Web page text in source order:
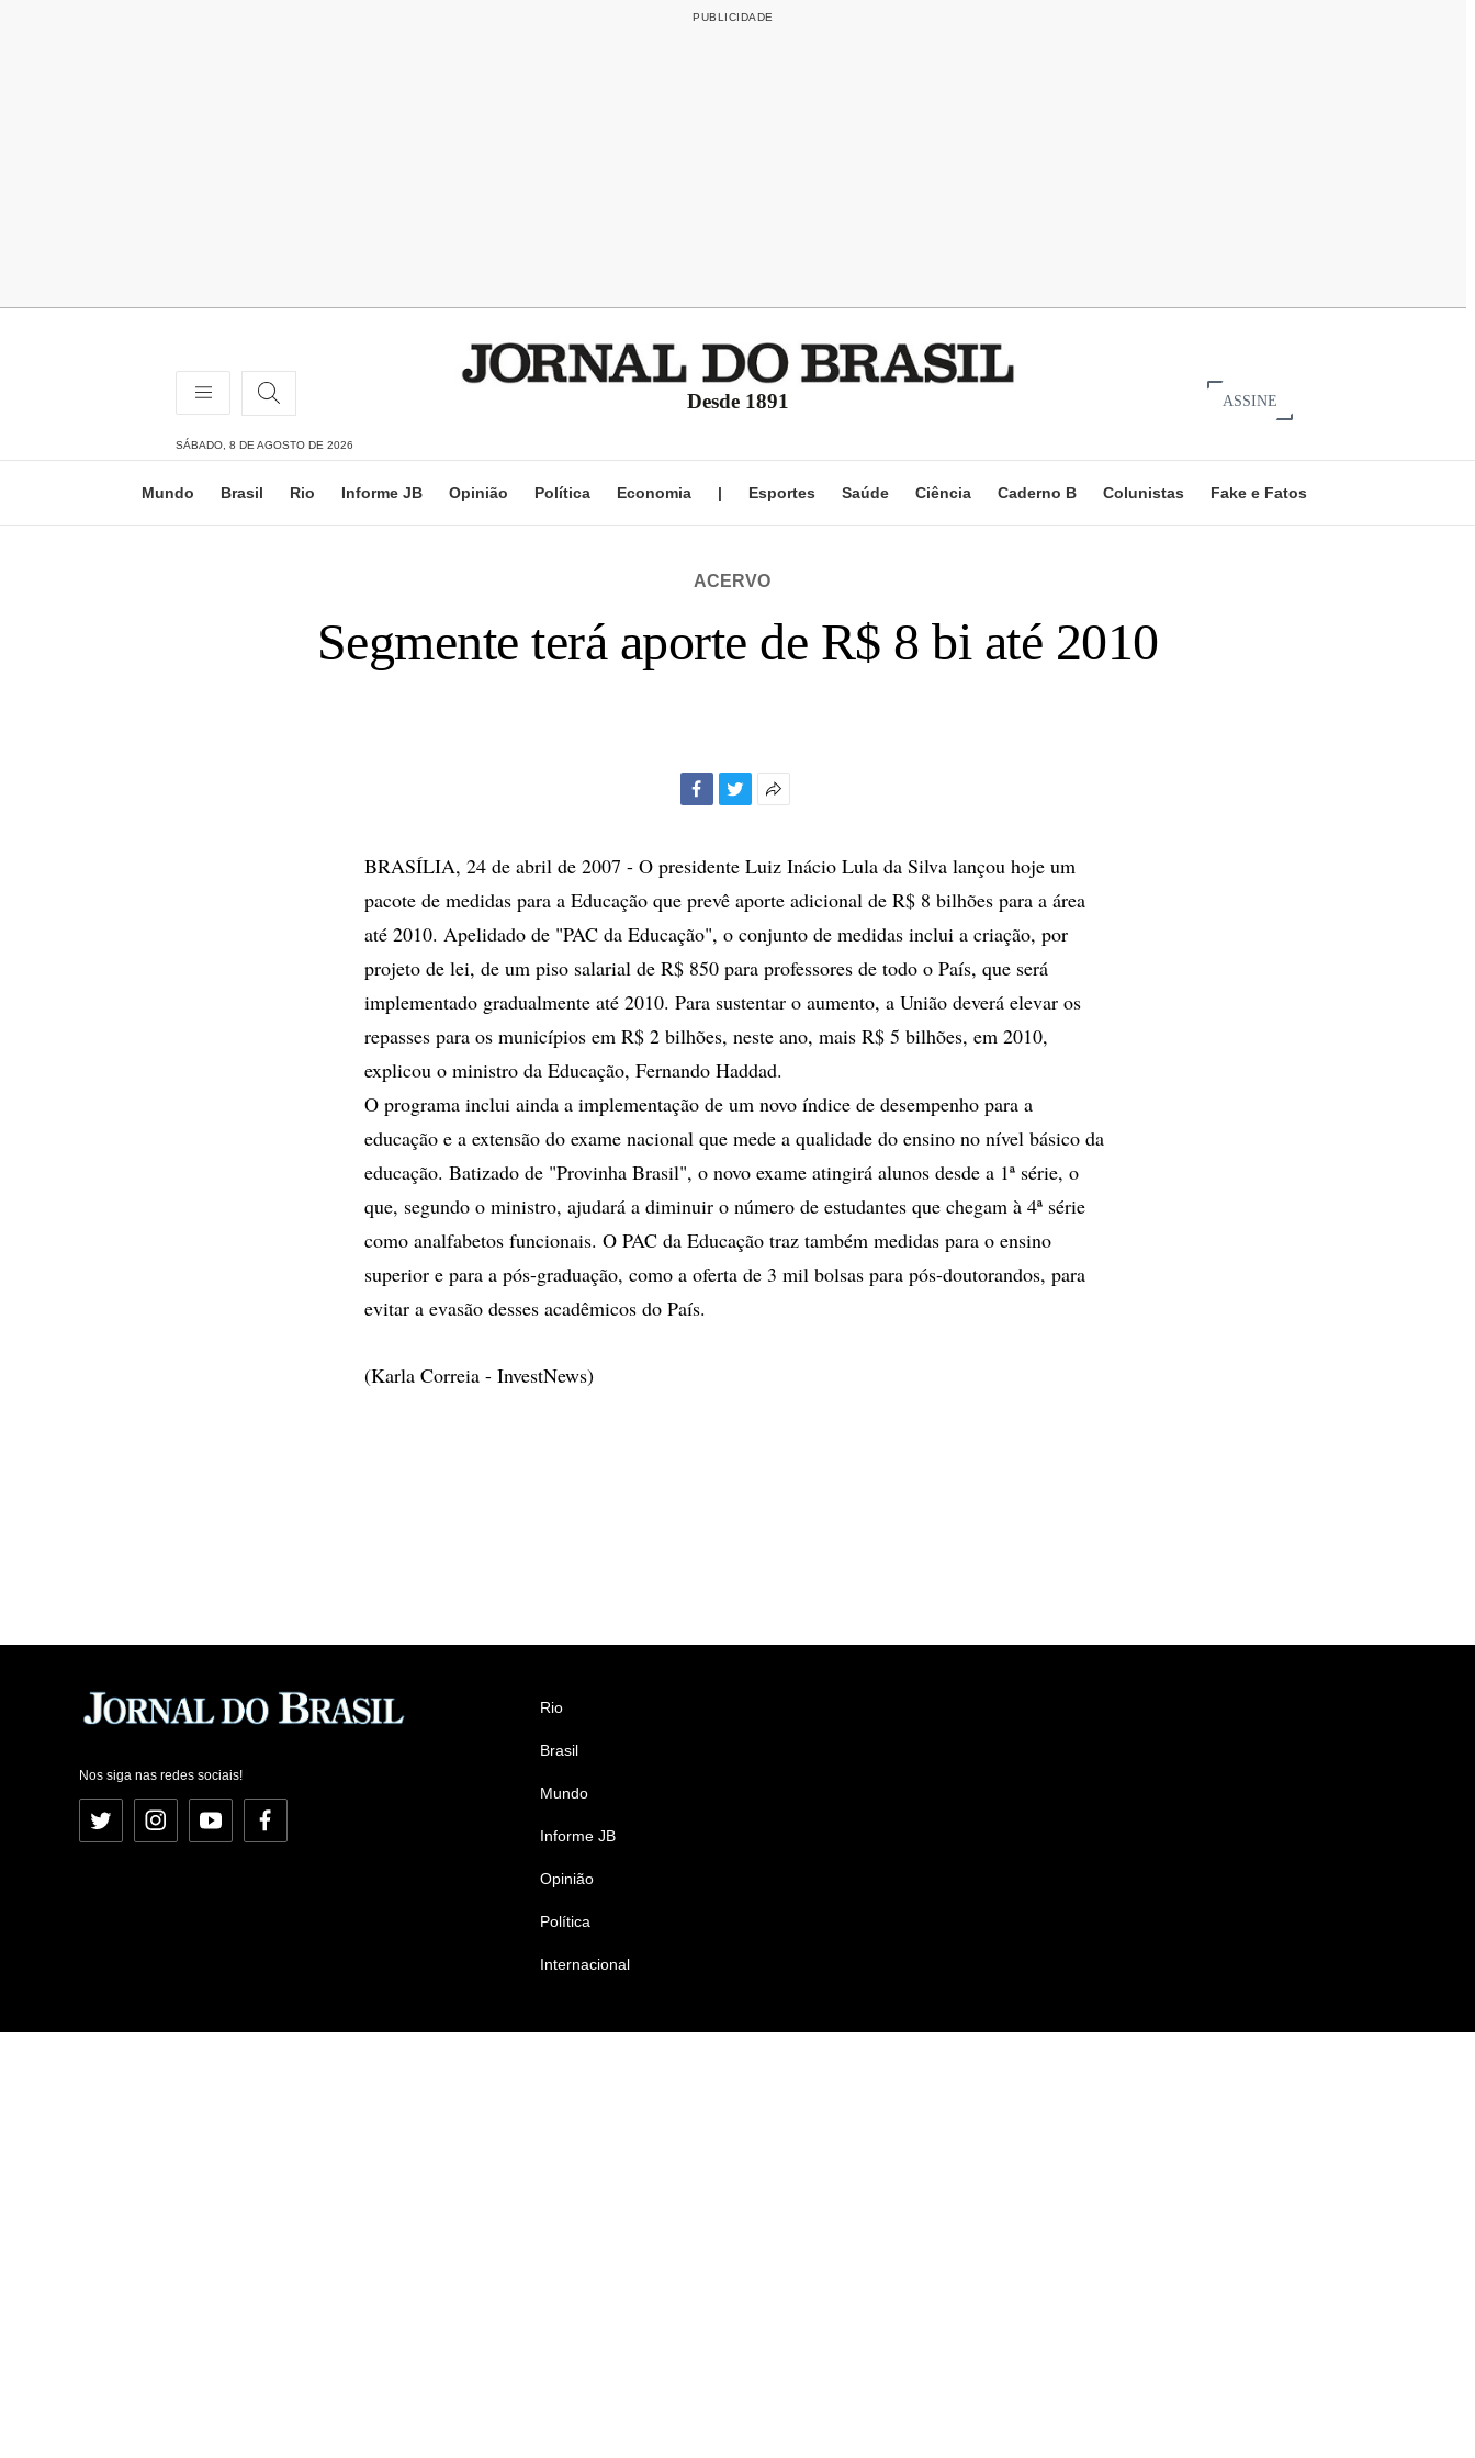
Desde 1891 ASSINE
SÁBADO, 8 DE AGOSTO DE 2026
Mundo Brasil Rio Informe JB Opinião Política Economia | Esportes Saúde Ciência Caderno B Colunistas Fake e Fatos
ACERVO
Segmente terá aporte de R$ 8 bi até 2010
compartilhamento
BRASÍLIA, 24 de abril de 2007 - O presidente Luiz Inácio Lula da Silva lançou hoje um
pacote de medidas para a Educação que prevê aporte adicional de R$ 8 bilhões para a área
até 2010. Apelidado de "PAC da Educação", o conjunto de medidas inclui a criação, por
projeto de lei, de um piso salarial de R$ 850 para professores de todo o País, que será
implementado gradualmente até 2010. Para sustentar o aumento, a União deverá elevar os
repasses para os municípios em R$ 2 bilhões, neste ano, mais R$ 5 bilhões, em 2010,
explicou o ministro da Educação, Fernando Haddad.
O programa inclui ainda a implementação de um novo índice de desempenho para a
educação e a extensão do exame nacional que mede a qualidade do ensino no nível básico da
educação. Batizado de "Provinha Brasil", o novo exame atingirá alunos desde a 1ª série, o
que, segundo o ministro, ajudará a diminuir o número de estudantes que chegam à 4ª série
como analfabetos funcionais. O PAC da Educação traz também medidas para o ensino
superior e para a pós-graduação, como a oferta de 3 mil bolsas para pós-doutorandos, para
evitar a evasão desses acadêmicos do País.
(Karla Correia - InvestNews)
Nos siga nas redes sociais!
Twitter InstagramYouTubeFacebook
Rio
Brasil
Mundo
Informe JB
Opinião
Política
Internacional